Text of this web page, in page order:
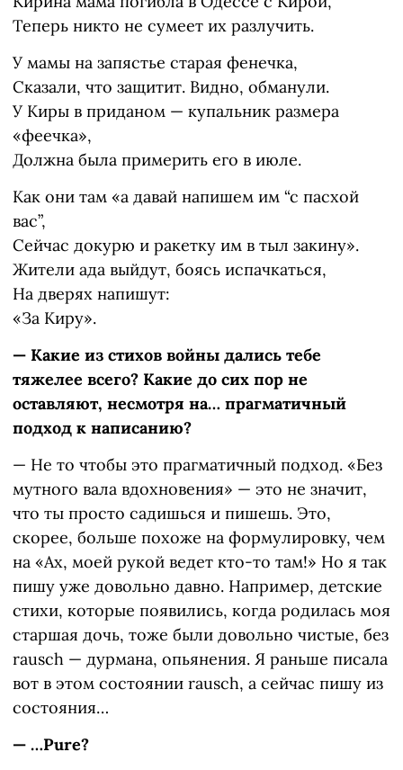
Теперь никто не сумеет их разлучить.
У мамы на запястье старая фенечка,
Сказали, что защитит. Видно, обманули.
У Киры в приданом — купальник размера
«феечка»,
Должна была примерить его в июле.
Как они там «а давай напишем им “с пасхой
вас”,
Сейчас докурю и ракетку им в тыл закину».
Жители ада выйдут, боясь испачкаться,
На дверях напишут:
«За Киру».
— Какие из стихов войны дались тебе
тяжелее всего? Какие до сих пор не
оставляют, несмотря на… прагматичный
подход к написанию?
— Не то чтобы это прагматичный подход. «Без
мутного вала вдохновения» — это не значит,
что ты просто садишься и пишешь. Это,
скорее, больше похоже на формулировку, чем
на «Ах, моей рукой ведет кто-то там!» Но я так
пишу уже довольно давно. Например, детские
стихи, которые появились, когда родилась моя
старшая дочь, тоже были довольно чистые, без
rausch — дурмана, опьянения. Я раньше писала
вот в этом состоянии rausch, а сейчас пишу из
состояния…
— …Pure?